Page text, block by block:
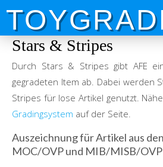
Skip
content
Stars & Stripes
Durch Stars & Stripes gibt AFE
gegradeten Item ab. Dabei werden
Stripes für lose Artikel genutzt.
Gradingsystem auf der Seite.
Auszeichnung für Artikel aus
MOC/OVP und MIB/MISB/OVP